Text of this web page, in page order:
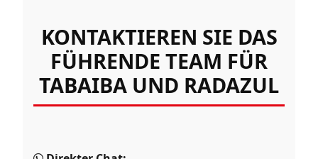
KONTAKTIEREN SIE DAS
FÜHRENDE TEAM FÜR
TABAIBA UND RADAZUL